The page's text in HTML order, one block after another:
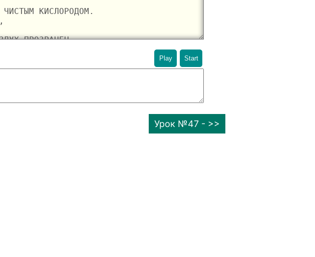
Start
Play
Урок №47 - >>